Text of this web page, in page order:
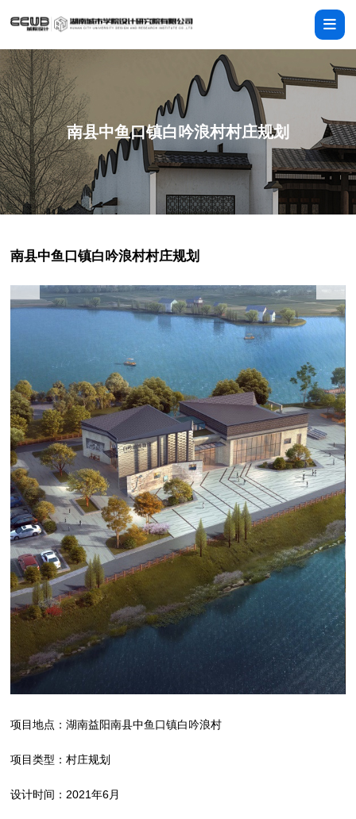
南县中鱼口镇白吟浪村村庄规划
南县中鱼口镇白吟浪村村庄规划
项目地点：湖南益阳南县中鱼口镇白吟浪村
项目类型：村庄规划
设计时间：2021年6月